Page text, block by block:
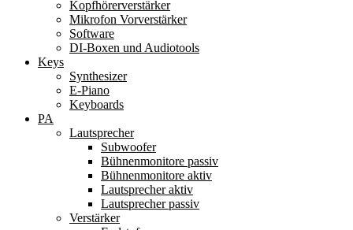
Kopfhörerverstärker
Mikrofon Vorverstärker
Software
DI-Boxen und Audiotools
Keys
Synthesizer
E-Piano
Keyboards
PA
Lautsprecher
Subwoofer
Bühnenmonitore passiv
Bühnenmonitore aktiv
Lautsprecher aktiv
Lautsprecher passiv
Verstärker